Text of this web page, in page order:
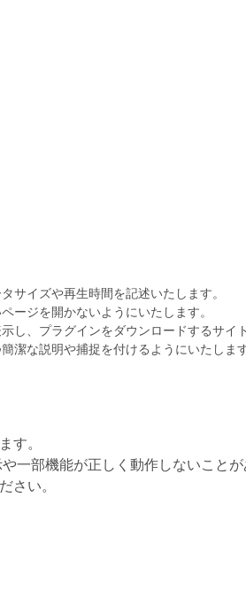
サイズや再生時間を記述いたします。
ージを開かないようにいたします。
、プラグインをダウンロードするサイ
潔な説明や捕捉を付けるようにいたします
す。
一部機能が正しく動作しないことが
さい。